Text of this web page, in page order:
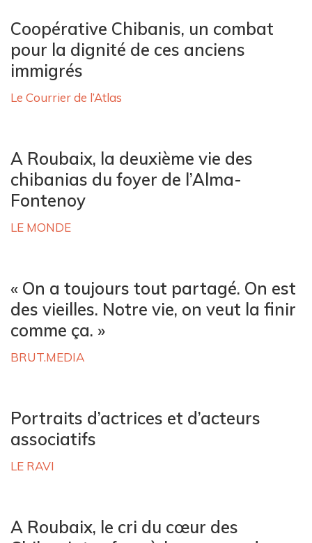
Coopérative Chibanis, un combat
pour la dignité de ces anciens
immigrés
Le Courrier de l’Atlas
A Roubaix, la deuxième vie des
chibanias du foyer de l’Alma-
Fontenoy
LE MONDE
« On a toujours tout partagé. On est
des vieilles. Notre vie, on veut la finir
comme ça. »
BRUT.MEDIA
Portraits d’actrices et d’acteurs
associatifs
LE RAVI
A Roubaix, le cri du cœur des